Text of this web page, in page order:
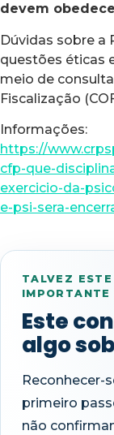
devem
Dúvidas sobre a
questões éticas
meio de
Fiscalização
Informações:
https://
cfp-que-
exercicio-da-
e-psi-sera-
TALVEZ
Este
algo
Reconhecer-
primeiro
não